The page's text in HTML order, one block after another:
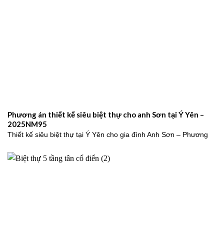
Phương án thiết kế siêu biệt thự cho anh Sơn tại Ý Yên –
2025NM95
Thiết kế siêu biệt thự tại Ý Yên cho gia đình Anh Sơn – Phương